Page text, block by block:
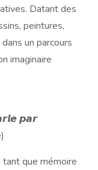
Datant des
peintures,
un parcours
imaginaire
𝙥𝙖𝙧
tant que mémoire